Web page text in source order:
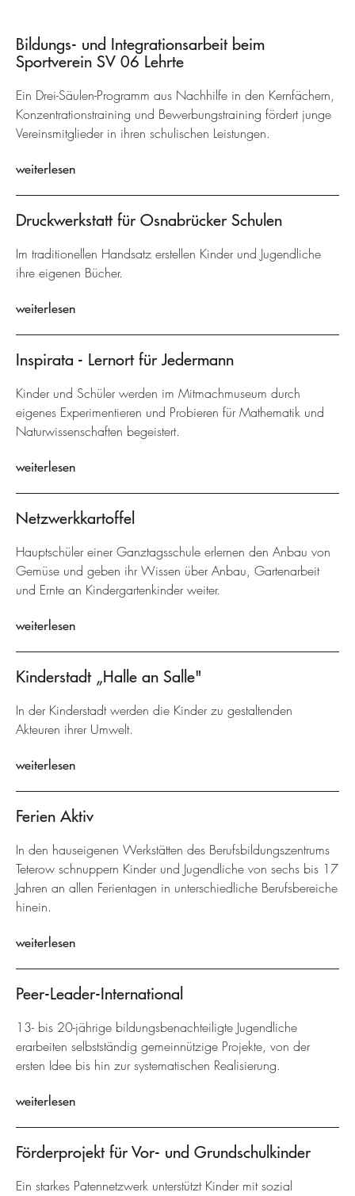
Bildungs- und Integrationsarbeit beim
Sportverein SV 06 Lehrte
Ein Drei-Säulen-Programm aus Nachhilfe in den Kernfächern,
Konzentrationstraining und Bewerbungstraining fördert junge
Vereinsmitglieder in ihren schulischen Leistungen.
weiterlesen
Druckwerkstatt für Osnabrücker Schulen
Im traditionellen Handsatz erstellen Kinder und Jugendliche
ihre eigenen Bücher.
weiterlesen
Inspirata - Lernort für Jedermann
Kinder und Schüler werden im Mitmachmuseum durch
eigenes Experimentieren und Probieren für Mathematik und
Naturwissenschaften begeistert.
weiterlesen
Netzwerkkartoffel
Hauptschüler einer Ganztagsschule erlernen den Anbau von
Gemüse und geben ihr Wissen über Anbau, Gartenarbeit
und Ernte an Kindergartenkinder weiter.
weiterlesen
Kinderstadt „Halle an Salle"
In der Kinderstadt werden die Kinder zu gestaltenden
Akteuren ihrer Umwelt.
weiterlesen
Ferien Aktiv
In den hauseigenen Werkstätten des Berufsbildungszentrums
Teterow schnuppern Kinder und Jugendliche von sechs bis 17
Jahren an allen Ferientagen in unterschiedliche Berufsbereiche
hinein.
weiterlesen
Peer-Leader-International
13- bis 20-jährige bildungsbenachteiligte Jugendliche
erarbeiten selbstständig gemeinnützige Projekte, von der
ersten Idee bis hin zur systematischen Realisierung.
weiterlesen
Förderprojekt für Vor- und Grundschulkinder
Ein starkes Patennetzwerk unterstützt Kinder mit sozial